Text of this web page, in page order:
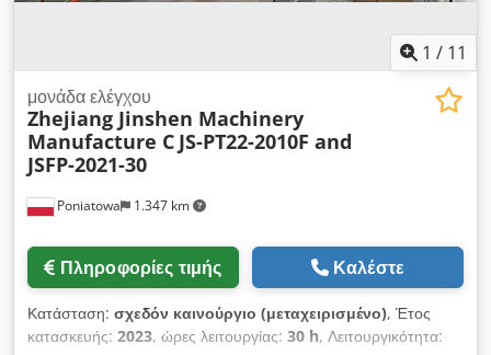
1 / 11
Poniatowa 1.347 km
μονάδα ελέγχου
Zhejiang Jinshen Machinery
Manufacture C JS-PT22-2010F and
JSFP-2021-30
Πληροφορίες τιμής Καλέστε
Κατάσταση: σχεδόν καινούργιο (μεταχειρισμένο), Έτος
κατασκευής: 2023, ώρες λειτουργίας: 30 h, Λειτουργικότητα: